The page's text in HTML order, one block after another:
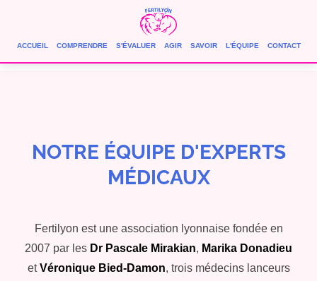
ACCUEIL COMPRENDRE S'ÉVALUER AGIR SAVOIR L'ÉQUIPE CONTACT
NOTRE ÉQUIPE D'EXPERTS
MÉDICAUX
Fertilyon est une association lyonnaise fondée en
2007 par les Dr Pascale Mirakian, Marika Donadieu
etVéronique Bied-Damon, trois médecins lanceurs